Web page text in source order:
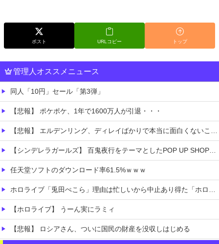
ポスト URLコピー トップ
管理人オススメニュース
同人「10円」セール「第3弾」
【悲報】 ポケポケ、1年で1600万人が引退・・・
【悲報】 エルデンリング、ディレイばかりで本当に面白くないこのゲーム←賛同の声が多数…
【シンデレラガールズ】 百鬼夜行をテーマとしたPOP UP SHOPが東京・大阪にて開催
任天堂ソフトのダウンロード率61.5%ｗｗｗ
ホロライブ「兎田ぺこら」理由は忙しいから中止あり得た「ホロ夏アモアス」野うさぎから守るために主催者記載？姫を庇う大空スバルにルーナイト感謝
【ホロライブ】 うーん実にラミィ
【悲報】 ロシアさん、ついに国民の財産を没収しはじめる